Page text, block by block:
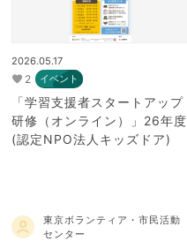
2026.05.17
2 イベント
「学習支援者スタートアップ
研修（オンライン）」26年度
(認定NPO法人キッズドア)
東京ボランティア・市民活動
センター